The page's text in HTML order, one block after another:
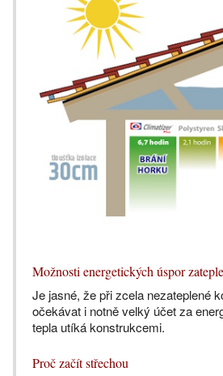
Možnosti energetických úspor
Je jasné, že při zcela nezateplené
očekávat i notně velký účet za
tepla utíká konstrukcemi.
Proč začít střechou